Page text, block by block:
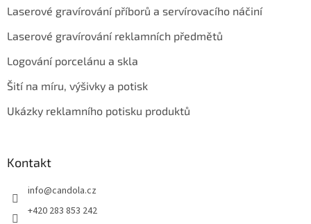
Laserové gravírování příborů a servírovacího náčiní
Laserové gravírování reklamních předmětů
Logování porcelánu a skla
Šití na míru, výšivky a potisk
Ukázky reklamního potisku produktů
Kontakt
info@candola.cz
+420 283 853 242